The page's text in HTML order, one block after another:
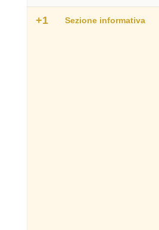
+1 Sezione informativa